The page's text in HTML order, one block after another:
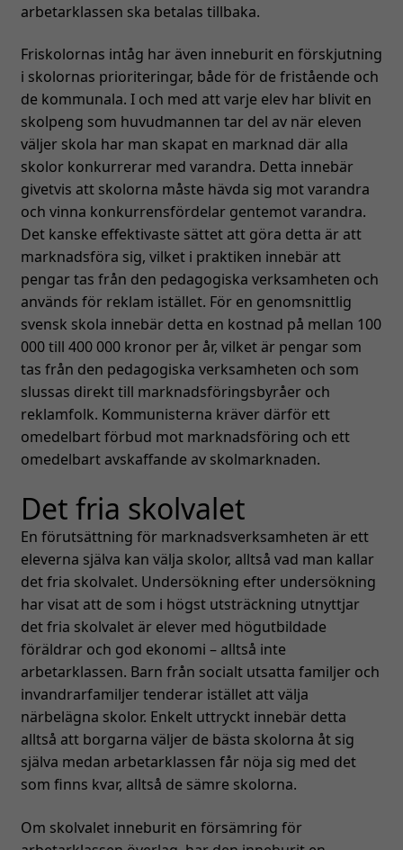
arbetarklassen ska betalas tillbaka.
Friskolornas intåg har även inneburit en förskjutning
i skolornas prioriteringar, både för de fristående och
de kommunala. I och med att varje elev har blivit en
skolpeng som huvudmannen tar del av när eleven
väljer skola har man skapat en marknad där alla
skolor konkurrerar med varandra. Detta innebär
givetvis att skolorna måste hävda sig mot varandra
och vinna konkurrensfördelar gentemot varandra.
Det kanske effektivaste sättet att göra detta är att
marknadsföra sig, vilket i praktiken innebär att
pengar tas från den pedagogiska verksamheten och
används för reklam istället. För en genomsnittlig
svensk skola innebär detta en kostnad på mellan 100
000 till 400 000 kronor per år, vilket är pengar som
tas från den pedagogiska verksamheten och som
slussas direkt till marknadsföringsbyråer och
reklamfolk. Kommunisterna kräver därför ett
omedelbart förbud mot marknadsföring och ett
omedelbart avskaffande av skolmarknaden.
Det fria skolvalet
En förutsättning för marknadsverksamheten är ett
eleverna själva kan välja skolor, alltså vad man kallar
det fria skolvalet. Undersökning efter undersökning
har visat att de som i högst utsträckning utnyttjar
det fria skolvalet är elever med högutbildade
föräldrar och god ekonomi – alltså inte
arbetarklassen. Barn från socialt utsatta familjer och
invandrarfamiljer tenderar istället att välja
närbelägna skolor. Enkelt uttryckt innebär detta
alltså att borgarna väljer de bästa skolorna åt sig
själva medan arbetarklassen får nöja sig med det
som finns kvar, alltså de sämre skolorna.
Om skolvalet inneburit en försämring för